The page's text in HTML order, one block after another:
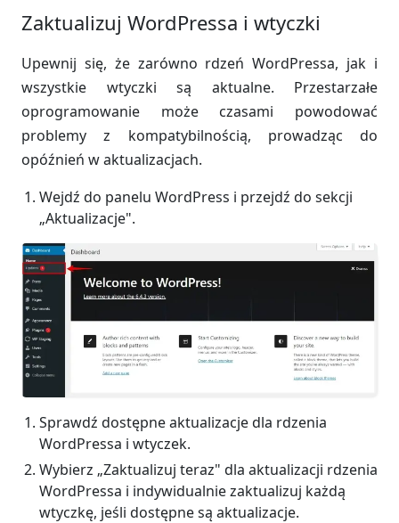
Zaktualizuj WordPressa i wtyczki
Upewnij się, że zarówno rdzeń WordPressa, jak i
wszystkie wtyczki są aktualne. Przestarzałe
oprogramowanie może czasami powodować
problemy z kompatybilnością, prowadząc do
opóźnień w aktualizacjach.
Wejdź do panelu WordPress i przejdź do sekcji
„Aktualizacje".
Sprawdź dostępne aktualizacje dla rdzenia
WordPressa i wtyczek.
Wybierz „Zaktualizuj teraz" dla aktualizacji rdzenia
WordPressa i indywidualnie zaktualizuj każdą
wtyczkę, jeśli dostępne są aktualizacje.